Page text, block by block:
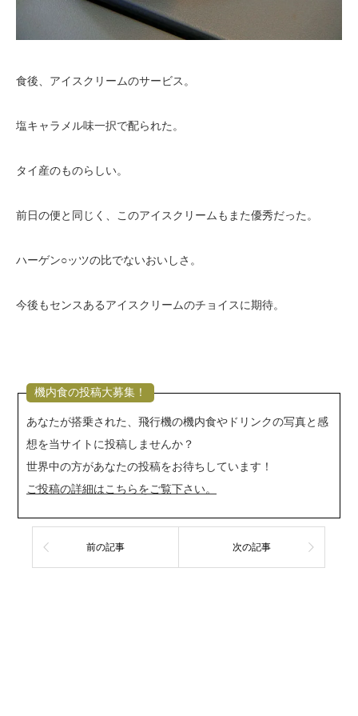
食後、アイスクリームのサービス。
塩キャラメル味一択で配られた。
タイ産のものらしい。
前日の便と同じく、このアイスクリームもまた優秀だった。
ハーゲン○ッツの比でないおいしさ。
今後もセンスあるアイスクリームのチョイスに期待。
機内食の投稿大募集！
あなたが搭乗された、飛行機の機内食やドリンクの写真と感
想を当サイトに投稿しませんか？
世界中の方があなたの投稿をお待ちしています！
ご投稿の詳細はこちらをご覧下さい。
前の記事 次の記事